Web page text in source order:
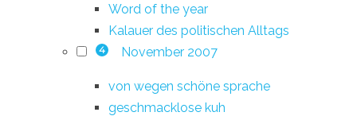
Word of the year
Kalauer des politischen Alltags
4 November 2007
von wegen schöne sprache
geschmacklose kuh